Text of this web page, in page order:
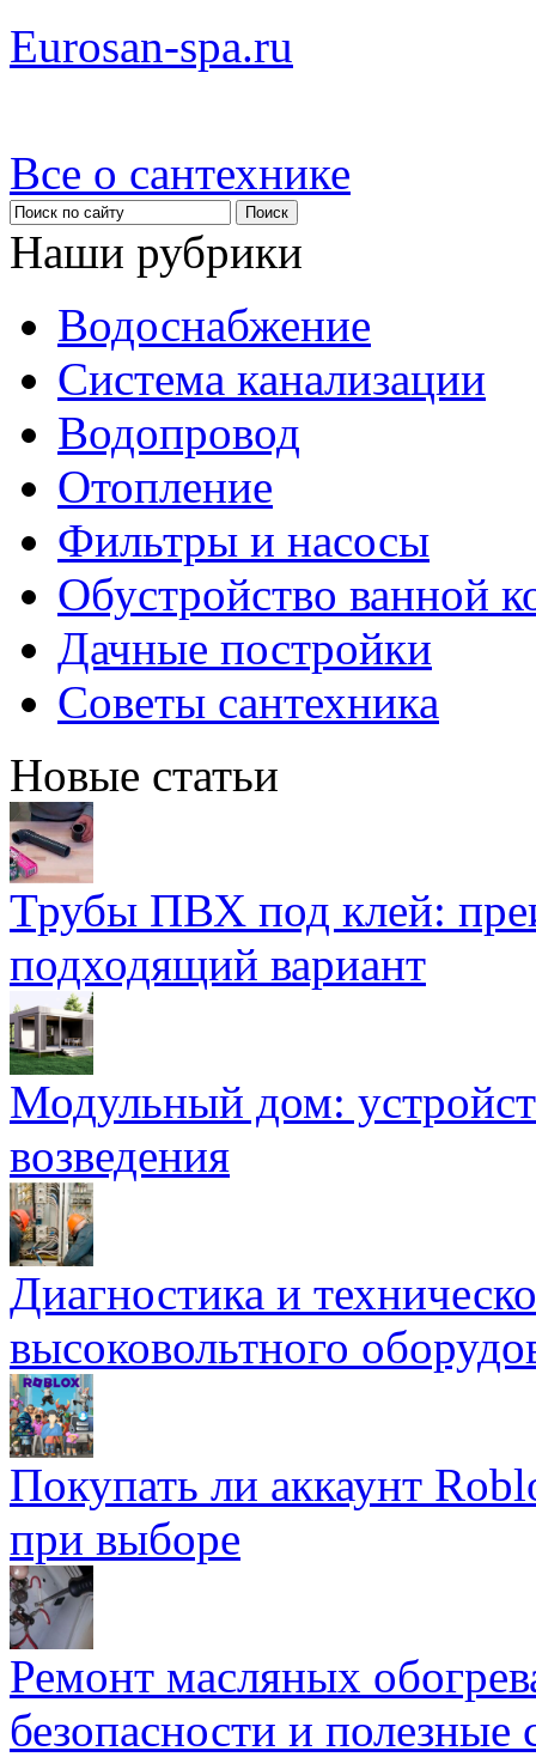
Eurosan-spa.ru
Все о сантехнике
Наши рубрики
Водоснабжение
Система канализации
Водопровод
Отопление
Фильтры и насосы
Обустройство ванной
Дачные постройки
Советы сантехника
Новые статьи
Трубы ПВХ под клей:
подходящий вариант
Модульный дом:
возведения
Диагностика и
высоковольтного
Покупать ли аккаунт
при выборе
Ремонт масляных
безопасности и полезные